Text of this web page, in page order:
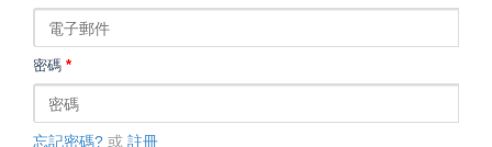
密碼 *
忘記密碼? 或 註冊